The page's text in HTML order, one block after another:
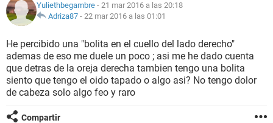
NUTRICIÓN
BIENESTAR
SEXUALIDAD
GLOSARIO
Yuliethbegambre - 21 mar 2016 a las 20:18
Adriza87 - 22 mar 2016 a las 01:01
He percibido una "bolita en el cuello del lado derecho"
ademas de eso me duele un poco ; asi me he dado cuenta
que detras de la oreja derecha tambien tengo una bolita
siento que tengo el oido tapado o algo asi? No tengo dolor
de cabeza solo algo feo y raro
Compartir